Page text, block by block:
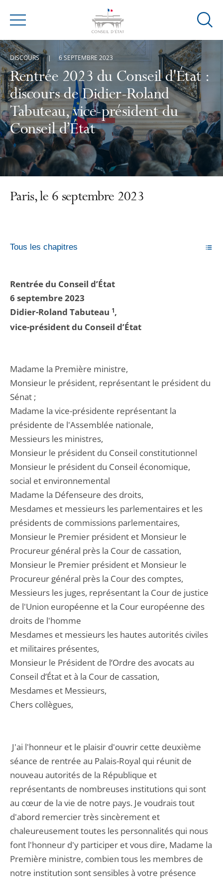
Menu
Ouvrir
de
Rentrée 2023 du Conseil d'État :
discours de Didier-Roland
Tabuteau, vice-président du
Conseil d’État
DISCOURS 6 SEPTEMBRE 2023
Paris, le 6 septembre 2023
Tous les chapitres
Rentrée du Conseil d’État
6 septembre 2023
Didier-Roland Tabuteau 1,
vice-président du Conseil d’État
Madame la Première ministre,
Monsieur le président, représentant le président du
Sénat ;
Madame la vice-présidente représentant la
présidente de l'Assemblée nationale,
Messieurs les ministres,
Monsieur le président du Conseil constitutionnel
Monsieur le président du Conseil économique,
social et environnemental
Madame la Défenseure des droits,
Mesdames et messieurs les parlementaires et les
présidents de commissions parlementaires,
Monsieur le Premier président et Monsieur le
Procureur général près la Cour de cassation,
Monsieur le Premier président et Monsieur le
Procureur général près la Cour des comptes,
Messieurs les juges, représentant la Cour de justice
de l'Union européenne et la Cour européenne des
droits de l'homme
Mesdames et messieurs les hautes autorités civiles
et militaires présentes,
Monsieur le Président de l’Ordre des avocats au
Conseil d’État et à la Cour de cassation,
Mesdames et Messieurs,
Chers collègues,
J'ai l'honneur et le plaisir d'ouvrir cette deuxième
séance de rentrée au Palais-Royal qui réunit de
nouveau autorités de la République et
représentants de nombreuses institutions qui sont
au cœur de la vie de notre pays. Je voudrais tout
d'abord remercier très sincèrement et
chaleureusement toutes les personnalités qui nous
font l'honneur d'y participer et vous dire, Madame la
Première ministre, combien tous les membres de
notre institution sont sensibles à votre présence